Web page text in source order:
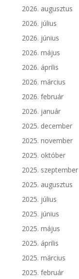
2026. augusztus
2026. július
2026. június
2026. május
2026. április
2026. március
2026. február
2026. január
2025. december
2025. november
2025. október
2025. szeptember
2025. augusztus
2025. július
2025. június
2025. május
2025. április
2025. március
2025. február